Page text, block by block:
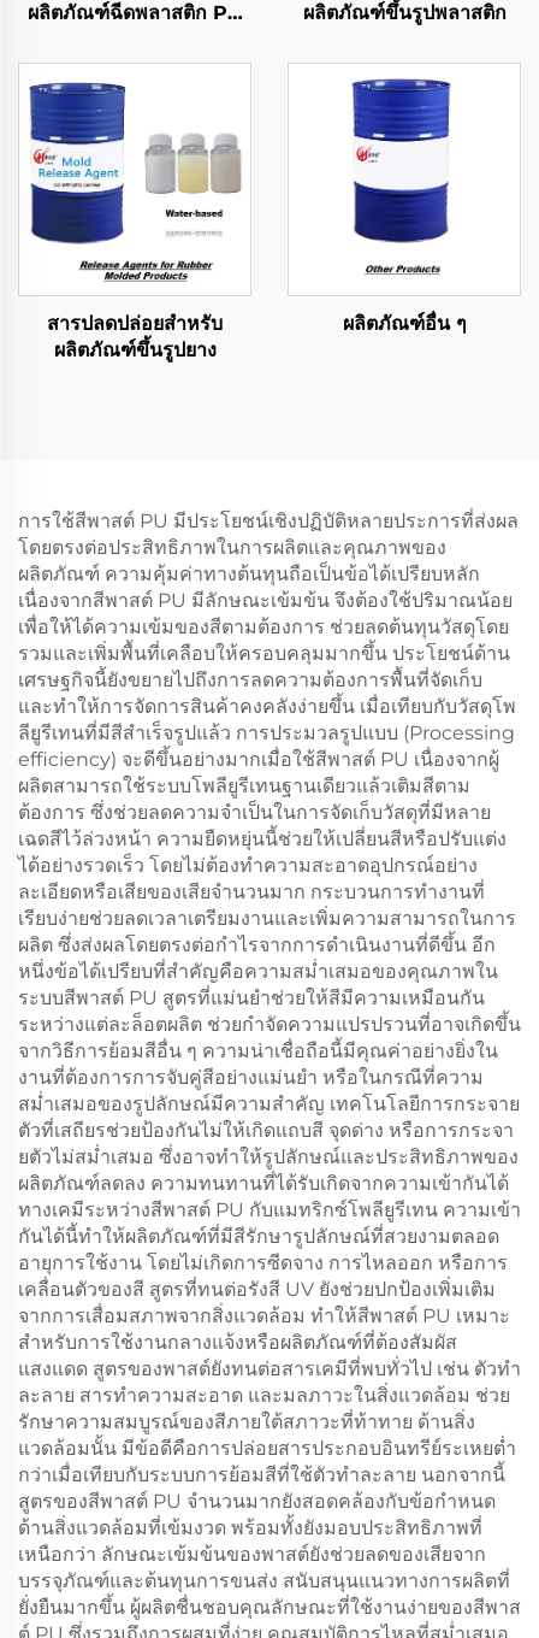
ผลิตภัณฑ์ฉีดพลาสติก PU
ผลิตภัณฑ์ขึ้นรูปพลาสติก
สารปลดปล่อยสำหรับ
ผลิตภัณฑ์ขึ้นรูปยาง
ผลิตภัณฑ์อื่น ๆ
การใช้สีพาสต์ PU มีประโยชน์เชิงปฏิบัติหลายประการที่ส่งผล
โดยตรงต่อประสิทธิภาพในการผลิตและคุณภาพของ
ผลิตภัณฑ์ ความคุ้มค่าทางต้นทุนถือเป็นข้อได้เปรียบหลัก
เนื่องจากสีพาสต์ PU มีลักษณะเข้มข้น จึงต้องใช้ปริมาณน้อย
เพื่อให้ได้ความเข้มของสีตามต้องการ ช่วยลดต้นทุนวัสดุโดย
รวมและเพิ่มพื้นที่เคลือบให้ครอบคลุมมากขึ้น ประโยชน์ด้าน
เศรษฐกิจนี้ยังขยายไปถึงการลดความต้องการพื้นที่จัดเก็บ
และทำให้การจัดการสินค้าคงคลังง่ายขึ้น เมื่อเทียบกับวัสดุโพ
ลียูรีเทนที่มีสีสำเร็จรูปแล้ว การประมวลรูปแบบ (Processing
efficiency) จะดีขึ้นอย่างมากเมื่อใช้สีพาสต์ PU เนื่องจากผู้
ผลิตสามารถใช้ระบบโพลียูรีเทนฐานเดียวแล้วเติมสีตาม
ต้องการ ซึ่งช่วยลดความจำเป็นในการจัดเก็บวัสดุที่มีหลาย
เฉดสีไว้ล่วงหน้า ความยืดหยุ่นนี้ช่วยให้เปลี่ยนสีหรือปรับแต่ง
ได้อย่างรวดเร็ว โดยไม่ต้องทำความสะอาดอุปกรณ์อย่าง
ละเอียดหรือเสียของเสียจำนวนมาก กระบวนการทำงานที่
เรียบง่ายช่วยลดเวลาเตรียมงานและเพิ่มความสามารถในการ
ผลิต ซึ่งส่งผลโดยตรงต่อกำไรจากการดำเนินงานที่ดีขึ้น อีก
หนึ่งข้อได้เปรียบที่สำคัญคือความสม่ำเสมอของคุณภาพใน
ระบบสีพาสต์ PU สูตรที่แม่นยำช่วยให้สีมีความเหมือนกัน
ระหว่างแต่ละล็อตผลิต ช่วยกำจัดความแปรปรวนที่อาจเกิดขึ้น
จากวิธีการย้อมสีอื่น ๆ ความน่าเชื่อถือนี้มีคุณค่าอย่างยิ่งใน
งานที่ต้องการการจับคู่สีอย่างแม่นยำ หรือในกรณีที่ความ
สม่ำเสมอของรูปลักษณ์มีความสำคัญ เทคโนโลยีการกระจาย
ตัวที่เสถียรช่วยป้องกันไม่ให้เกิดแถบสี จุดด่าง หรือการกระจา
ยตัวไม่สม่ำเสมอ ซึ่งอาจทำให้รูปลักษณ์และประสิทธิภาพของ
ผลิตภัณฑ์ลดลง ความทนทานที่ได้รับเกิดจากความเข้ากันได้
ทางเคมีระหว่างสีพาสต์ PU กับแมทริกซ์โพลียูรีเทน ความเข้า
กันได้นี้ทำให้ผลิตภัณฑ์ที่มีสีรักษารูปลักษณ์ที่สวยงามตลอด
อายุการใช้งาน โดยไม่เกิดการซีดจาง การไหลออก หรือการ
เคลื่อนตัวของสี สูตรที่ทนต่อรังสี UV ยังช่วยปกป้องเพิ่มเติม
จากการเสื่อมสภาพจากสิ่งแวดล้อม ทำให้สีพาสต์ PU เหมาะ
สำหรับการใช้งานกลางแจ้งหรือผลิตภัณฑ์ที่ต้องสัมผัส
แสงแดด สูตรของพาสต์ยังทนต่อสารเคมีที่พบทั่วไป เช่น ตัวทำ
ละลาย สารทำความสะอาด และมลภาวะในสิ่งแวดล้อม ช่วย
รักษาความสมบูรณ์ของสีภายใต้สภาวะที่ท้าทาย ด้านสิ่ง
แวดล้อมนั้น มีข้อดีคือการปล่อยสารประกอบอินทรีย์ระเหยต่ำ
กว่าเมื่อเทียบกับระบบการย้อมสีที่ใช้ตัวทำละลาย นอกจากนี้
สูตรของสีพาสต์ PU จำนวนมากยังสอดคล้องกับข้อกำหนด
ด้านสิ่งแวดล้อมที่เข้มงวด พร้อมทั้งยังมอบประสิทธิภาพที่
เหนือกว่า ลักษณะเข้มข้นของพาสต์ยังช่วยลดของเสียจาก
บรรจุภัณฑ์และต้นทุนการขนส่ง สนับสนุนแนวทางการผลิตที่
ยั่งยืนมากขึ้น ผู้ผลิตชื่นชอบคุณลักษณะที่ใช้งานง่ายของสีพาส